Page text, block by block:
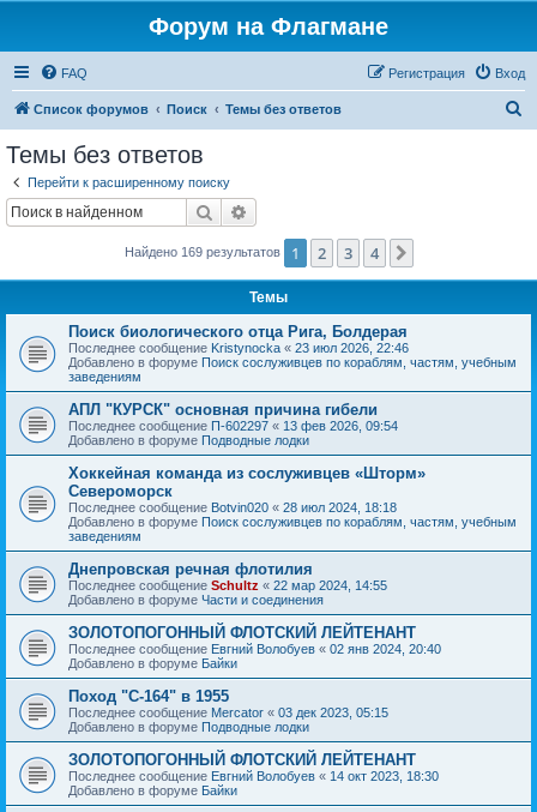
Форум на Флагмане
FAQ Вход
Регистрация
Список форумов Поиск Темы без ответов
Темы без ответов
Перейти к расширенному поиску
Поиск
Найдено 169 результатов 1 2 3 4
Темы
Поиск биологического отца Рига, Болдерая
Последнее сообщение Kristynocka « 23 июл 2026, 22:46
Добавлено в форуме Поиск сослуживцев по кораблям, частям, учебным
заведениям
АПЛ "КУРСК" основная причина гибели
Последнее сообщение П-602297 « 13 фев 2026, 09:54
Добавлено в форуме Подводные лодки
Хоккейная команда из сослуживцев «Шторм»
Североморск
Последнее сообщение Botvin020 « 28 июл 2024, 18:18
Добавлено в форуме Поиск сослуживцев по кораблям, частям, учебным
заведениям
Днепровская речная флотилия
Последнее сообщение Schultz « 22 мар 2024, 14:55
Добавлено в форуме Части и соединения
ЗОЛОТОПОГОННЫЙ ФЛОТСКИЙ ЛЕЙТЕНАНТ
Последнее сообщение Евгний Волобуев « 02 янв 2024, 20:40
Добавлено в форуме Байки
Поход "С-164" в 1955
Последнее сообщение Mercator « 03 дек 2023, 05:15
Добавлено в форуме Подводные лодки
ЗОЛОТОПОГОННЫЙ ФЛОТСКИЙ ЛЕЙТЕНАНТ
Последнее сообщение Евгний Волобуев « 14 окт 2023, 18:30
Добавлено в форуме Байки